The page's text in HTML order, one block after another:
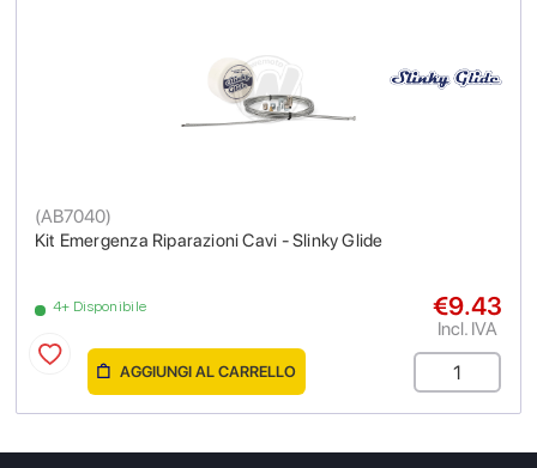
Kit Emergenza Riparazioni Cavi - Slinky Glide
(AB7040)
4+ Disponibile €9.43
Incl. IVA
AGGIUNGI AL CARRELLO